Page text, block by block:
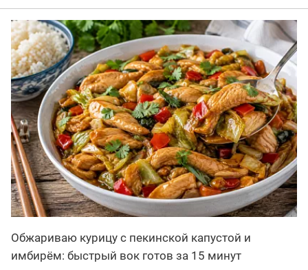
Обжариваю курицу с пекинской капустой и
имбирём: быстрый вок готов за 15 минут